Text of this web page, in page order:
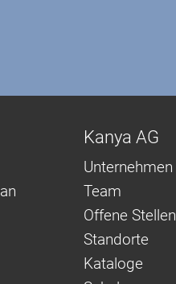
Kanya AG
Unternehmen
Team
Offene Stellen
Standorte
Kataloge